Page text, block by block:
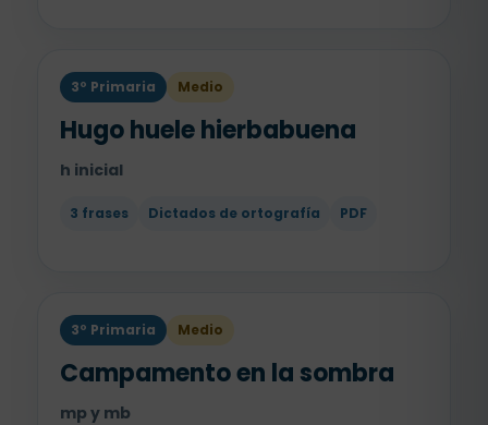
3º Primaria Medio
Hugo huele hierbabuena
h inicial
3 frases Dictados de ortografía PDF
3º Primaria Medio
Campamento en la sombra
mp y mb